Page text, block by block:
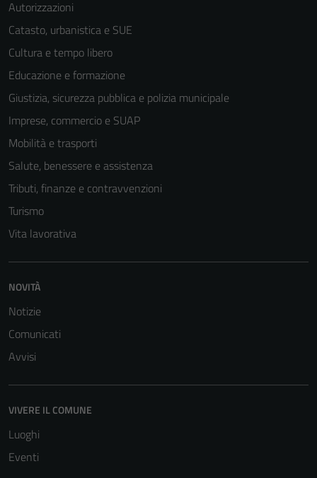
Autorizzazioni
Catasto, urbanistica e SUE
Cultura e tempo libero
Educazione e formazione
Giustizia, sicurezza pubblica e polizia municipale
Imprese, commercio e SUAP
Mobilità e trasporti
Salute, benessere e assistenza
Tributi, finanze e contravvenzioni
Turismo
Vita lavorativa
NOVITÀ
Notizie
Comunicati
Avvisi
VIVERE IL COMUNE
Luoghi
Eventi